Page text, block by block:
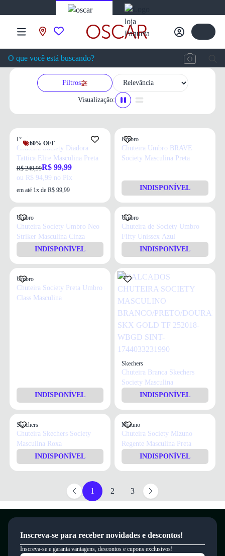
Filtros
Visualização:
60% OFF
Diadora
Chuteira Society Diadora
Tattica Elite Masculina Preta
R$ 249,99R$ 99,99
ou R$ 94,99 no Pix
em até 1x de R$ 99,99
Umbro
Chuteira Umbro BRAVE
Society Masculina Preta
INDISPONÍVEL
Umbro
Chuteira Society Umbro Neo
Striker Masculina Cinza
INDISPONÍVEL
Umbro
Chuteira de Society Umbro
Fifty Unissex Azul
INDISPONÍVEL
Umbro
Chuteira Society Preta Umbro
Class Masculina
INDISPONÍVEL
Skechers
Chuteira Branca Skechers
Society Masculina
INDISPONÍVEL
Skechers
Chuteira Skechers Society
Masculina Roxa
INDISPONÍVEL
Mizuno
Chuteira Society Mizuno
Regente Masculina Preta
INDISPONÍVEL
1 2 3
Inscreva-se para receber novidades e descontos!
Inscreva-se e garanta vantagens, descontos e cupons exclusivos!